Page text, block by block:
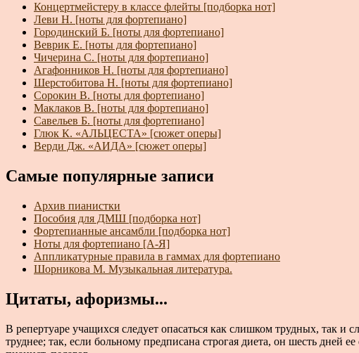
Концертмейстеру в классе флейты [подборка нот]
Леви Н. [ноты для фортепиано]
Городинский Б. [ноты для фортепиано]
Веврик Е. [ноты для фортепиано]
Чичерина С. [ноты для фортепиано]
Агафонников Н. [ноты для фортепиано]
Шерстобитова Н. [ноты для фортепиано]
Сорокин В. [ноты для фортепиано]
Маклаков В. [ноты для фортепиано]
Савельев Б. [ноты для фортепиано]
Глюк К. «АЛЬЦЕСТА» [сюжет оперы]
Верди Дж. «АИДА» [сюжет оперы]
Самые популярные записи
Архив пианистки
Пособия для ДМШ [подборка нот]
Фортепианные ансамбли [подборка нот]
Ноты для фортепиано [А-Я]
Аппликатурные правила в гаммах для фортепиано
Шорникова М. Музыкальная литература.
Цитаты, афоризмы...
В репертуаре учащихся следует опасаться как слишком трудных, так
труднее; так, если больному предписана строгая диета, он шесть дней